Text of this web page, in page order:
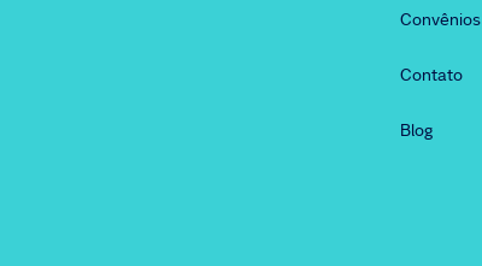
Convênios
Contato
Blog